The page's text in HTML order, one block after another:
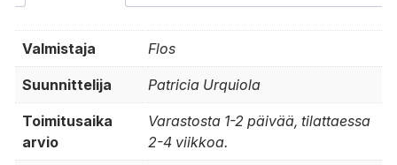
Valmistaja Flos
Suunnittelija Patricia Urquiola
Toimitusaika
arvio
Varastosta 1-2 päivää, tilattaessa
2-4 viikkoa.